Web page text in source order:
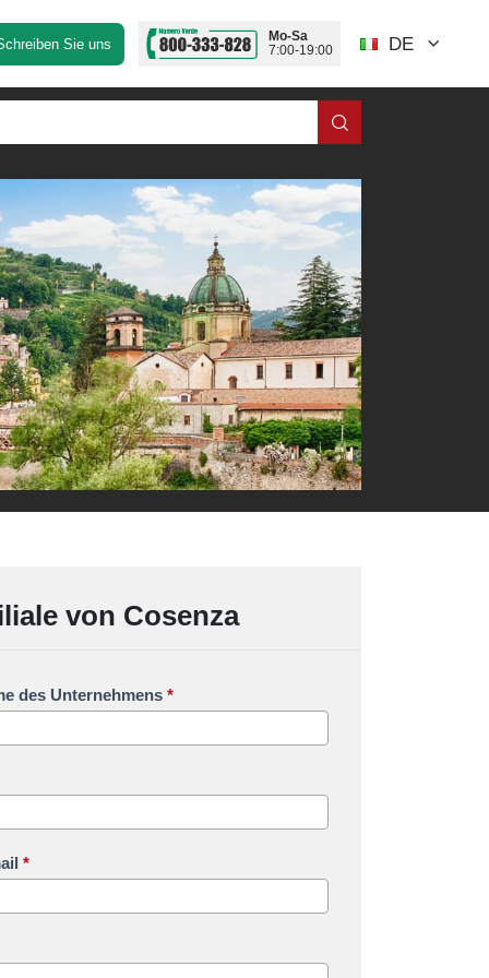
Sie uns
Mo-Sa
7:00-19:00
DE
von Cosenza
des Unternehmens *
*